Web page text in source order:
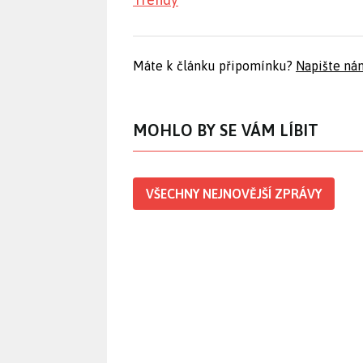
Máte k článku připomínku? Napište
MOHLO BY SE VÁM LÍBIT
VŠECHNY NEJNOVĚJŠÍ ZPRÁVY